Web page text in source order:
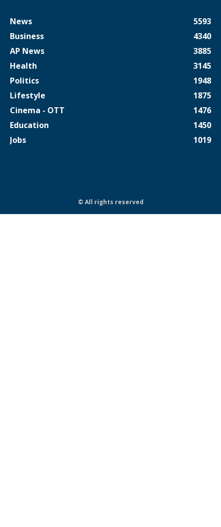
News
5593
Business
4340
AP News
3885
Health
3145
Politics
1948
Lifestyle
1875
Cinema - OTT
1476
Education
1450
Jobs
1019
© All rights reserved